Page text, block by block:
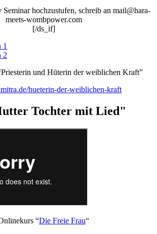
hochzustufen, schreib an mail@hara-
meets-wombpower.com
[/ds_if]
1
2
und Hüterin der weiblichen Kraft”
hueterin-der-weiblichen-kraft
Tochter mit Lied"
“Die Freie Frau“